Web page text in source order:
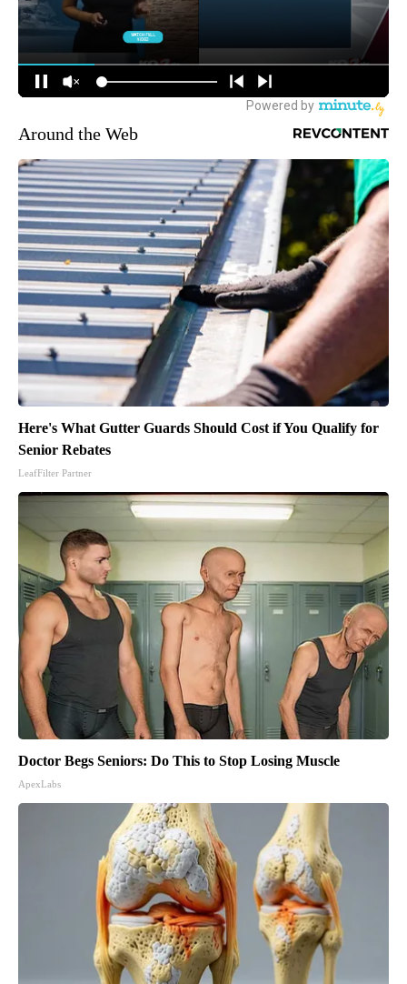
Around the Web
Here's What Gutter Guards Should Cost if You Qualify for
Senior Rebates
LeafFilter Partner
Doctor Begs Seniors: Do This to Stop Losing Muscle
ApexLabs